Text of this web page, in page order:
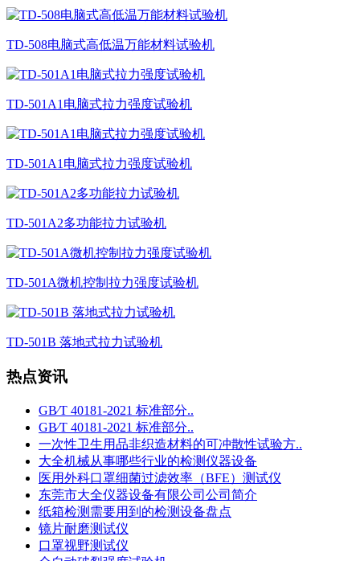
TD-508电脑式高低温万能材料试验机
TD-501A1电脑式拉力强度试验机
TD-501A1电脑式拉力强度试验机
TD-501A2多功能拉力试验机
TD-501A微机控制拉力强度试验机
TD-501B 落地式拉力试验机
热点资讯
GB∕T 40181-2021 标准部分..
GB∕T 40181-2021 标准部分..
一次性卫生用品非织造材料的可冲散性试验方..
大全机械从事哪些行业的检测仪器设备
医用外科口罩细菌过滤效率（BFE）测试仪
东莞市大全仪器设备有限公司公司简介
纸箱检测需要用到的检测设备盘点
镜片耐磨测试仪
口罩视野测试仪